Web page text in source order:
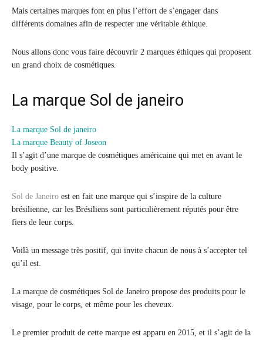
Mais certaines marques font en plus l’effort de s’engager dans
différents domaines afin de respecter une véritable éthique.
Nous allons donc vous faire découvrir 2 marques éthiques qui proposent
un grand choix de cosmétiques.
La marque Sol de janeiro
La marque Sol de janeiro
La marque Beauty of Joseon
Il s’agit d’une marque de cosmétiques américaine qui met en avant le
body positive.
Sol de Janeiro est en fait une marque qui s’inspire de la culture
brésilienne, car les Brésiliens sont particulièrement réputés pour être
fiers de leur corps.
Voilà un message très positif, qui invite chacun de nous à s’accepter tel
qu’il est.
La marque de cosmétiques Sol de Janeiro propose des produits pour le
visage, pour le corps, et même pour les cheveux.
Le premier produit de cette marque est apparu en 2015, et il s’agit de la